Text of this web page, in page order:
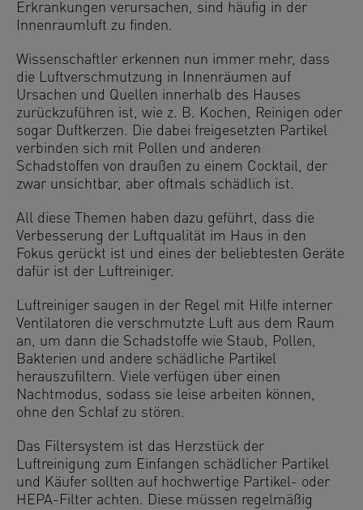
Erkrankungen verursachen, sind häufig in der
Innenraumluft zu finden.
Wissenschaftler erkennen nun immer mehr, dass
die Luftverschmutzung in Innenräumen auf
Ursachen und Quellen innerhalb des Hauses
zurückzuführen ist, wie z. B. Kochen, Reinigen oder
sogar Duftkerzen. Die dabei freigesetzten Partikel
verbinden sich mit Pollen und anderen
Schadstoffen von draußen zu einem Cocktail, der
zwar unsichtbar, aber oftmals schädlich ist.
All diese Themen haben dazu geführt, dass die
Verbesserung der Luftqualität im Haus in den
Fokus gerückt ist und eines der beliebtesten Geräte
dafür ist der Luftreiniger.
Luftreiniger saugen in der Regel mit Hilfe interner
Ventilatoren die verschmutzte Luft aus dem Raum
an, um dann die Schadstoffe wie Staub, Pollen,
Bakterien und andere schädliche Partikel
herauszufiltern. Viele verfügen über einen
Nachtmodus, sodass sie leise arbeiten können,
ohne den Schlaf zu stören.
Das Filtersystem ist das Herzstück der
Luftreinigung zum Einfangen schädlicher Partikel
und Käufer sollten auf hochwertige Partikel- oder
HEPA-Filter achten. Diese müssen regelmäßig